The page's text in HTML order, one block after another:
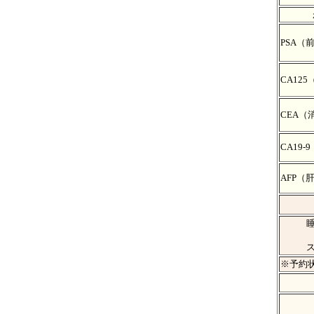
PSA（
CA125
CEA（
CA19-9
AFP（
※予約